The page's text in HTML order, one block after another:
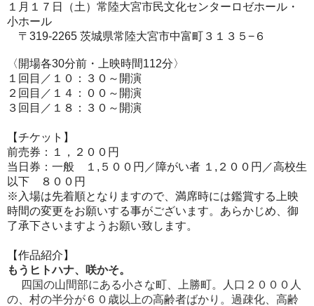
１月１７日（土）常陸大宮市民文化センターロゼホール・
小ホール
〒319-2265 茨城県常陸大宮市中富町３１３５−６
〈開場各30分前・上映時間112分〉
１回目／１０：３０～開演
２回目／１４：００～開演
３回目／１８：３０～開演
【チケット】
前売券：１，２００円
当日券：一般 １,５００円／障がい者 １,２００円／高校生
以下 ８００円
※入場は先着順となりますので、満席時には鑑賞する上映
時間の変更をお願いする事がございます。あらかじめ、御
了承下さいますようお願い致します。
【作品紹介】
もうヒトハナ、咲かそ。
四国の山間部にある小さな町、上勝町。人口２０００人
の、村の半分が６０歳以上の高齢者ばかり。過疎化、高齢